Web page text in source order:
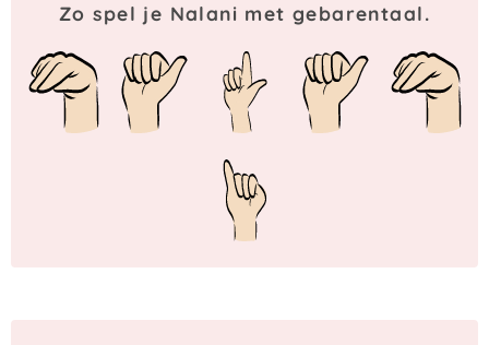
Zo spel je Nalani met gebarentaal.